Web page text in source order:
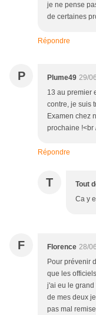
je ne pense
de certaines
Répondre
P Plume49 29/
13 au premier
contre, je suis
Examen chez
prochaine !<br
Répondre
T Tout
Ca y
F Florence 28/
Pour prévenir
que les
j'ai eu le
de mes deux
pas mal